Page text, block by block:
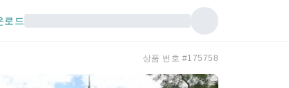
로드
상품 번호 #175758